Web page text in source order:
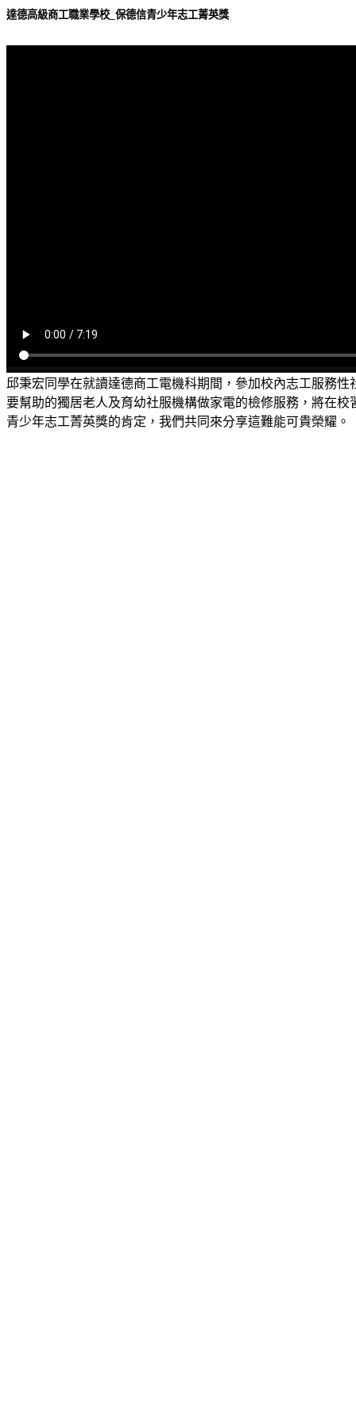
達德高級商工職業學校_保德信青少年志工菁英獎
邱秉宏同學在就讀達德商工電機科期間，參加校內志工服務
要幫助的獨居老人及育幼社服機構做家電的檢修服務，將在
青少年志工菁英獎的肯定，我們共同來分享這難能可貴榮耀。